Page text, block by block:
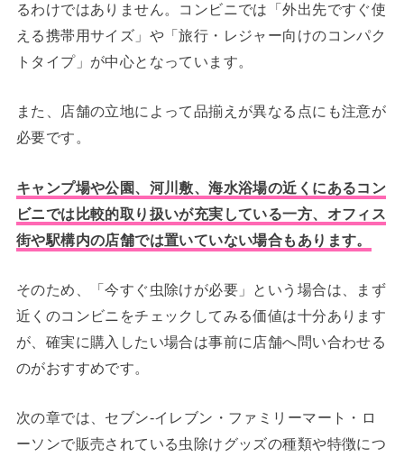
るわけではありません。コンビニでは「外出先ですぐ使
える携帯用サイズ」や「旅行・レジャー向けのコンパク
トタイプ」が中心となっています。
また、店舗の立地によって品揃えが異なる点にも注意が
必要です。
キャンプ場や公園、河川敷、海水浴場の近くにあるコン
ビニでは比較的取り扱いが充実している一方、オフィス
街や駅構内の店舗では置いていない場合もあります。
そのため、「今すぐ虫除けが必要」という場合は、まず
近くのコンビニをチェックしてみる価値は十分あります
が、確実に購入したい場合は事前に店舗へ問い合わせる
のがおすすめです。
次の章では、セブン-イレブン・ファミリーマート・ロ
ーソンで販売されている虫除けグッズの種類や特徴につ